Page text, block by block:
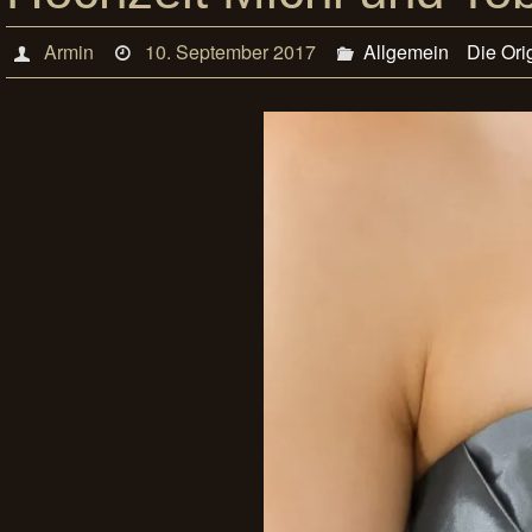
Armin 10. September 2017 Allgemein Die